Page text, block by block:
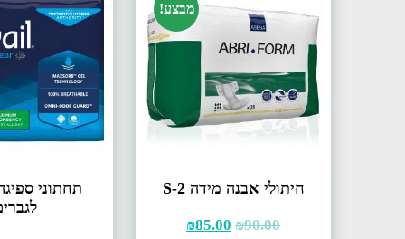
מבצע!
חיתולי אבנה מידה S-2
₪90.00
₪85.00
תחתוני